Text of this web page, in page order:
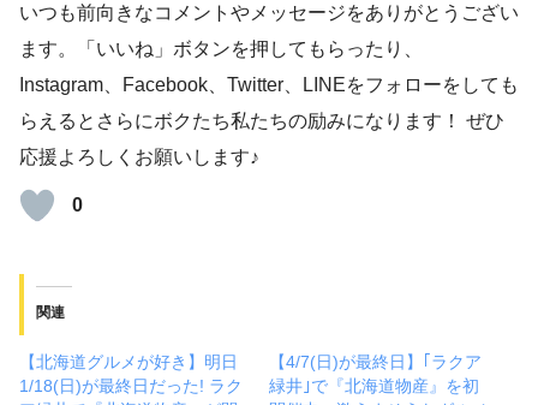
いつも前向きなコメントやメッセージをありがとうござい
ます。「いいね」ボタンを押してもらったり、
Instagram、Facebook、Twitter、LINEをフォローをしても
らえるとさらにボクたち私たちの励みになります！ ぜひ
応援よろしくお願いします♪
0
関連
【北海道グルメが好き】明日
1/18(日)が最終日だった! ラク
【4/7(日)が最終日】｢ラクア
緑井｣で『北海道物産』を初